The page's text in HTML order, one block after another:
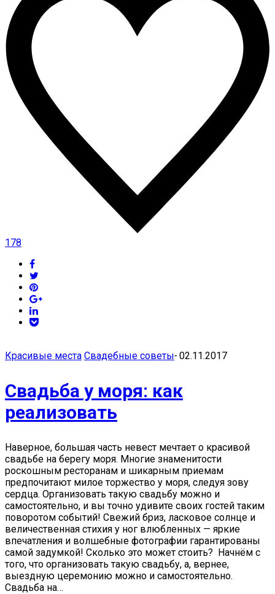
178
Красивые места Свадебные советы- 02.11.2017
Свадьба у моря: как
реализовать
Наверное, большая часть невест мечтает о красивой
свадьбе на берегу моря. Многие знаменитости
роскошным ресторанам и шикарным приемам
предпочитают милое торжество у моря, следуя зову
сердца. Организовать такую свадьбу можно и
самостоятельно, и вы точно удивите своих гостей таким
поворотом событий! Свежий бриз, ласковое солнце и
величественная стихия у ног влюбленных — яркие
впечатления и волшебные фотографии гарантированы
самой задумкой! Сколько это может стоить? Начнём с
того, что организовать такую свадьбу, а, вернее,
выездную церемонию можно и самостоятельно.
Свадьба на…